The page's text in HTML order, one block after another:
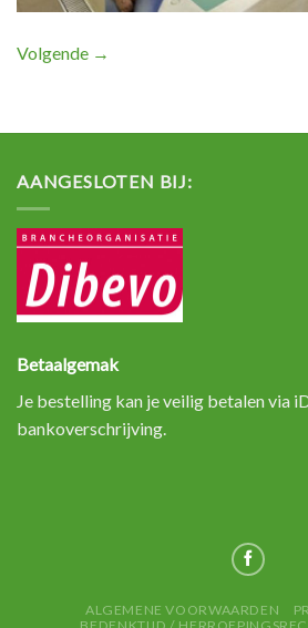
Volgende →
AANGESLOTEN BIJ:
Betaalgemak
Je bestelling kan je veilig betalen via
bankoverschrijving.
ALGEMENE VOORWAARDEN